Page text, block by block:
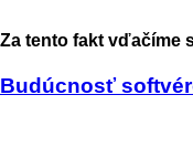
Za tento fakt vďačíme
Budúcnosť